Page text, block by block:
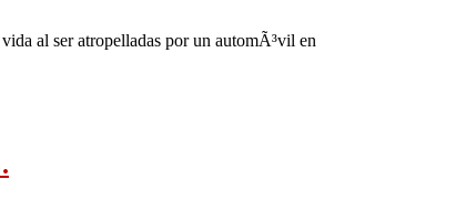
al ser atropelladas por un automÃ³vil en